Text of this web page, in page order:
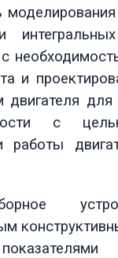
и
двигателя для
с
работы